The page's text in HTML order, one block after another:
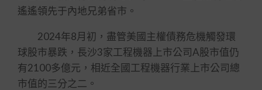
遙遙領先于內地兄弟省市。
2024年8月初，盡管美國主權債務危機觸發環
球股市暴跌，長沙3家工程機器上市公司A股市值仍
有2100多億元，相近全國工程機器行業上市公司總
市值的三分之二。